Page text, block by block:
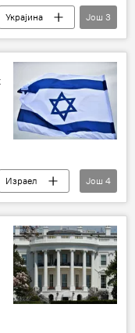
Украјина
Још 3
Израел
Још 4